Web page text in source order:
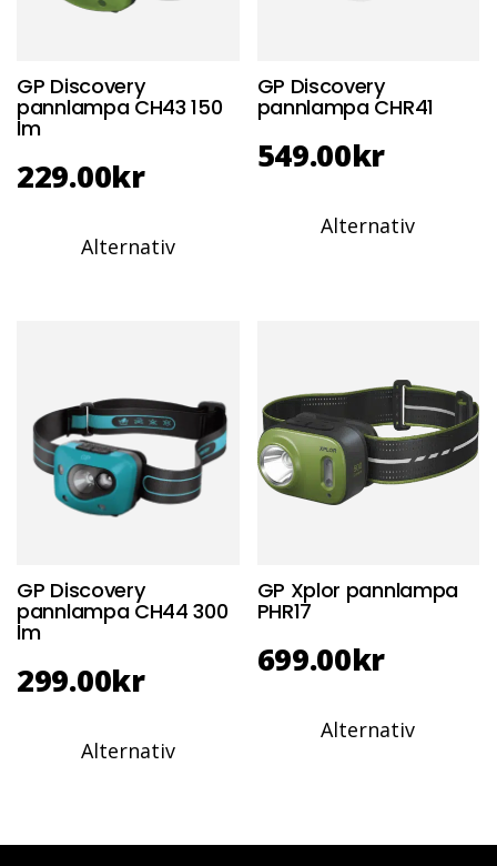
GP Discovery
pannlampa CH43 150
lm
229.00kr
Alternativ
GP Discovery
pannlampa CHR41
549.00kr
Alternativ
GP Discovery
pannlampa CH44 300
lm
299.00kr
Alternativ
GP Xplor pannlampa
PHR17
699.00kr
Alternativ